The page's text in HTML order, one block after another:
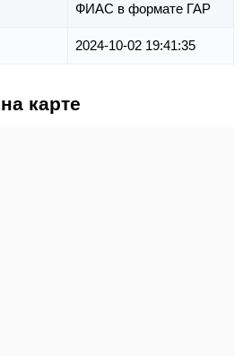
ФИАС в формате ГАР
2024-10-02 19:41:35
карте